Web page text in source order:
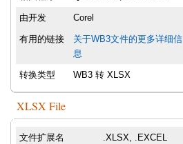
由开发 Corel
有用的链接
关于WB3文件的更多详细信
息
转换类型 WB3 转 XLSX
XLSX File
文件扩展名 .XLSX, .EXCEL